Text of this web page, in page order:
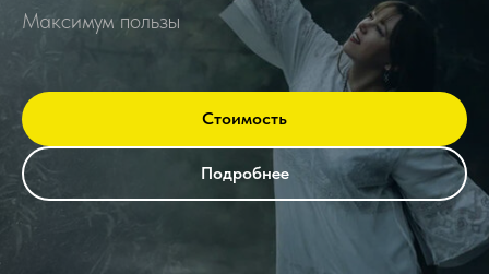
Максимум пользы
Стоимость
Подробнее